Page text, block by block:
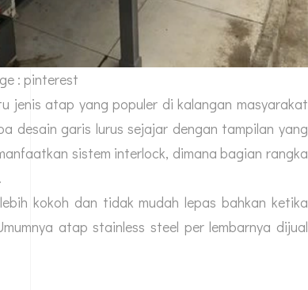
: pinterest
jenis atap yang populer di kalangan masyarakat
desain garis lurus sejajar dengan tampilan yang
sistem interlock, dimana bagian rangka
kokoh dan tidak mudah lepas bahkan ketika
atap stainless steel per lembarnya dijual